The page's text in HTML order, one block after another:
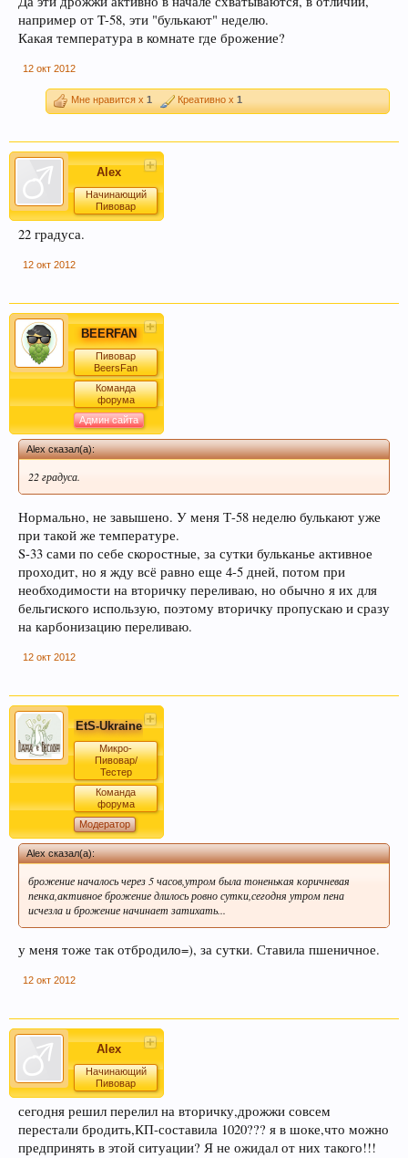
например от T-58, эти "булькают" неделю.
Какая температура в комнате где брожение?
12 окт 2012
Мне нравится x 1 Креативно x 1
Alex
Начинающий
Пивовар
22 градуса.
12 окт 2012
BEERFAN
Пивовар
BeersFan
Команда
форума
Админ сайта
Alex сказал(а):
22 градуса.
Нормально, не завышено. У меня Т-58 неделю булькают уже
при такой же температуре.
S-33 сами по себе скоростные, за сутки бульканье активное
проходит, но я жду всё равно еще 4-5 дней, потом при
необходимости на вторичку переливаю, но обычно я их для
бельгиского использую, поэтому вторичку пропускаю и сразу
на карбонизацию переливаю.
12 окт 2012
EtS-Ukraine
Микро-
Пивовар/
Тестер
Команда
форума
Модератор
Alex сказал(а):
брожение началось через 5 часов,утром была тоненькая коричневая
пенка,активное брожение длилось ровно сутки,сегодня утром пена
исчезла и брожение начинает затихать...
у меня тоже так отбродило=), за сутки. Ставила пшеничное.
12 окт 2012
Alex
Начинающий
Пивовар
сегодня решил перелил на вторичку,дрожжи совсем
перестали бродить,КП-составила 1020??? я в шоке,что можно
предпринять в этой ситуации? Я не ожидал от них такого!!!